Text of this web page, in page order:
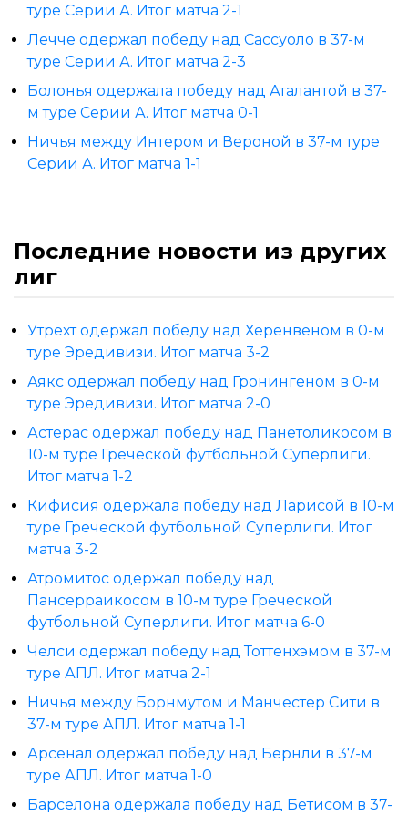
туре Серии А. Итог матча 2-1
Лечче одержал победу над Сассуоло в 37-м
туре Серии А. Итог матча 2-3
Болонья одержала победу над Аталантой в 37-
м туре Серии А. Итог матча 0-1
Ничья между Интером и Вероной в 37-м туре
Серии А. Итог матча 1-1
Последние новости из других
лиг
Утрехт одержал победу над Херенвеном в 0-м
туре Эредивизи. Итог матча 3-2
Аякс одержал победу над Гронингеном в 0-м
туре Эредивизи. Итог матча 2-0
Астерас одержал победу над Панетоликосом в
10-м туре Греческой футбольной Суперлиги.
Итог матча 1-2
Кифисия одержала победу над Ларисой в 10-м
туре Греческой футбольной Суперлиги. Итог
матча 3-2
Атромитос одержал победу над
Пансерраикосом в 10-м туре Греческой
футбольной Суперлиги. Итог матча 6-0
Челси одержал победу над Тоттенхэмом в 37-м
туре АПЛ. Итог матча 2-1
Ничья между Борнмутом и Манчестер Сити в
37-м туре АПЛ. Итог матча 1-1
Арсенал одержал победу над Бернли в 37-м
туре АПЛ. Итог матча 1-0
Барселона одержала победу над Бетисом в 37-